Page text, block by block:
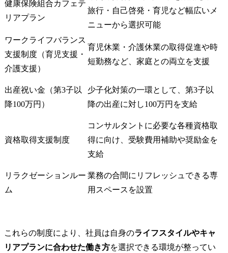
健康保険組合カフェテ
リアプラン
旅行・自己啓発・育児など幅広いメ
ニューから選択可能
ワークライフバランス
支援制度（育児支援・
介護支援）
育児休業・介護休業の取得促進や時
短勤務など、家庭との両立を支援
出産祝い金（第3子以
降100万円）
少子化対策の一環として、第3子以
降の出産に対し100万円を支給
資格取得支援制度
コンサルタントに必要な各種資格取
得に向け、受験費用補助や奨励金を
支給
リラクゼーションルー
ム
業務の合間にリフレッシュできる専
用スペースを設置
これらの制度により、社員は自身のライフスタイルやキャ
リアプランに合わせた働き方を選択できる環境が整ってい